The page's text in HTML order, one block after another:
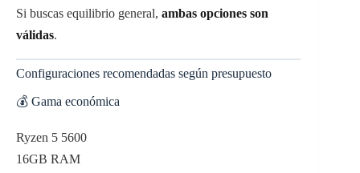
Si buscas equilibrio general, ambas opciones son
válidas.
Configuraciones recomendadas según presupuesto
💰 Gama económica
Ryzen 5 5600
16GB RAM